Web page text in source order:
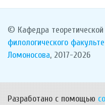
© Кафедра теоретической
филологического
Ломоносова, 2017-2026
Разработано с помощью